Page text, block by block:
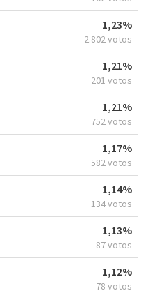
1,23%
2.802 votos
1,21%
201 votos
1,21%
752 votos
1,17%
582 votos
1,14%
134 votos
1,13%
87 votos
1,12%
78 votos